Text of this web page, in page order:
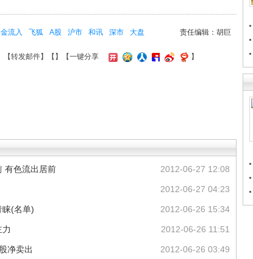
责任编辑：胡巨
流入 飞狐 A股 沪市 和讯 深市 大盘
【转发邮件】【 】 【一键分享 】
2012-06-27 12:08
有色流出居前
2012-06-27 04:23
2012-06-26 15:34
睐(名单)
2012-06-26 11:51
2012-06-26 03:49
净卖出